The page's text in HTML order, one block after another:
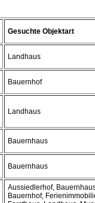
Gesuchte Objektart
Landhaus
Bauernhof
Landhaus
Bauernhaus
Bauernhaus
Aussiedlerhof,
Bauernhof,